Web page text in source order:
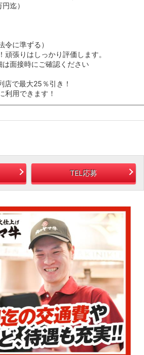
迄）
令に準ずる）
頑張りはしっかり評価します。
面接時にご確認ください
で最大25％引き！
用できます！
TEL応募